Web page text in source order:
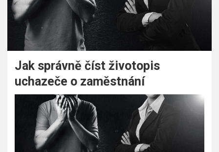
Jak správně číst životopis
uchazeče o zaměstnání